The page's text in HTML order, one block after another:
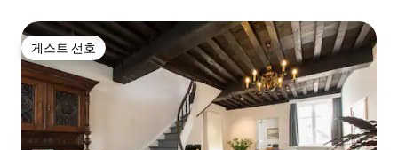
게스트 선호
게스트 선호